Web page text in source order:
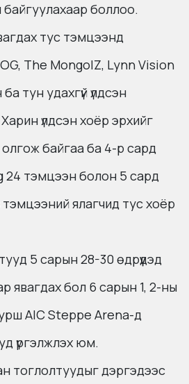
боллоо.
тус тэмцээнд
The MongolZ, Lynn Vision
тун удахгүй үлдсэн
үлдсэн хоёр эрхийг
байгаа ба 4-р сард
24 тэмцээн болон 5 сард
ялагчид тус хоёр
5 сарын 28-30 өдрүүдэд
явагдах бол 6 сарын 1, 2-ны
AIC Steppe Arena-д
үргэлжлэх юм.
тоглолтуудыг дэргэдээс